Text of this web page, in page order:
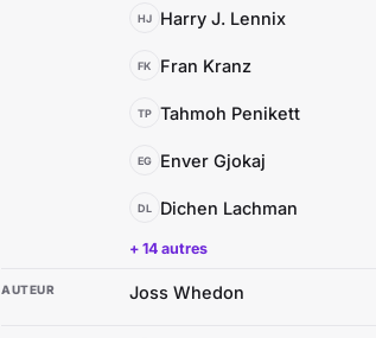
HJ Harry J. Lennix
FK Fran Kranz
TP Tahmoh Penikett
EG Enver Gjokaj
DL Dichen Lachman
+ 14 autres
AUTEUR Joss Whedon